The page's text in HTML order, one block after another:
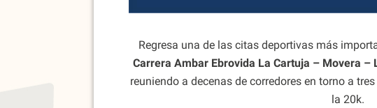
Regresa una de las citas deportivas más
Carrera Ambar Ebrovida La Cartuja – Movera –
reuniendo a decenas de corredores en torno a
la 20k.